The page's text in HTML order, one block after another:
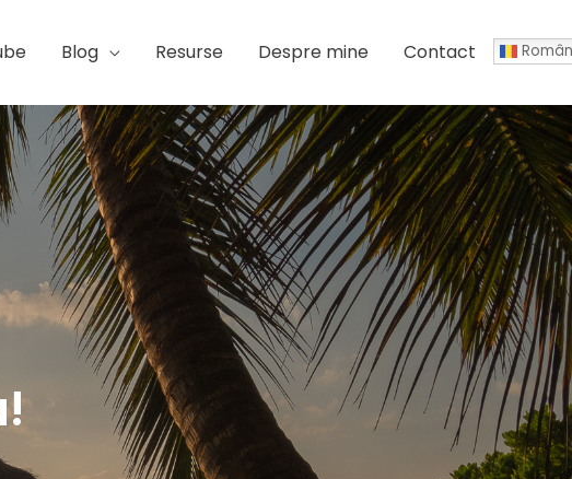
Blog Resurse Despre mine Contact